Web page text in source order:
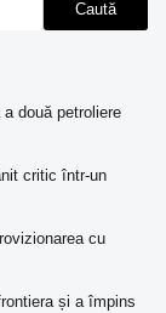
Caută
două petroliere
critic într-un
cu
și a împins